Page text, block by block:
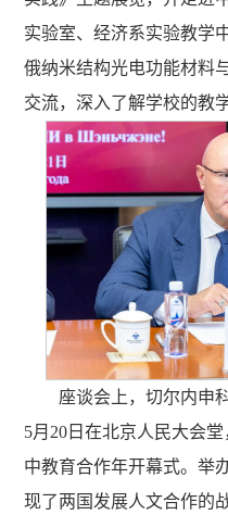
实验室、经济系实验教学
俄纳米结构光电功能材料
交流，深入了解学校的教
座谈会上，切尔内申
5月20日在北京人民大会
中教育合作年开幕式。举
现了两国发展人文合作的